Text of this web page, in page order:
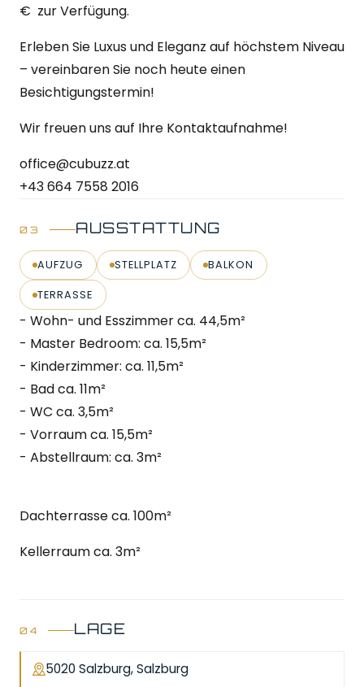
€ zur Verfügung.
Erleben Sie Luxus und Eleganz auf höchstem Niveau
– vereinbaren Sie noch heute einen
Besichtigungstermin!
Wir freuen uns auf Ihre Kontaktaufnahme!
office@cubuzz.at
+43 664 7558 2016
AUSSTATTUNG
AUFZUG STELLPLATZ BALKON
TERRASSE
- Wohn- und Esszimmer ca. 44,5m²
- Master Bedroom: ca. 15,5m²
- Kinderzimmer: ca. 11,5m²
- Bad ca. 11m²
- WC ca. 3,5m²
- Vorraum ca. 15,5m²
- Abstellraum: ca. 3m²
Dachterrasse ca. 100m²
Kellerraum ca. 3m²
LAGE
5020 Salzburg, Salzburg